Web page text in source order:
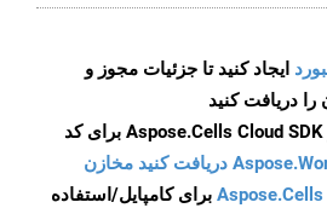
ایجاد کنید تا جزئیات مجوز و
Aspose.Words و Aspose.Cells Cloud SDK برای کد
Aspose.Words دریافت کنید مخازن
برای کامپایل/استفاده